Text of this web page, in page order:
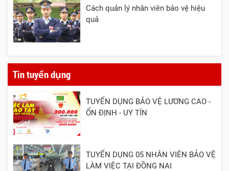
Cách quản lý nhân viên bảo vệ hiệu
quả
Tin tuyển dụng
TUYỂN DỤNG BẢO VỆ LƯƠNG CAO -
ỔN ĐỊNH - UY TÍN
TUYỂN DỤNG 05 NHÂN VIÊN BẢO VỆ
LÀM VIỆC TẠI ĐỒNG NAI